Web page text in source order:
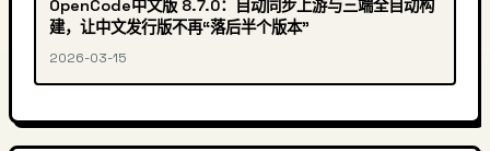
OpenCode中文版 8.7.0：自动同步上游与三端全自动构
建，让中文发行版不再“落后半个版本”
2026-03-15